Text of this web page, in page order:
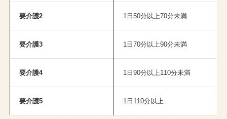
要介護2 1日50分以上70分未満
要介護3 1日70分以上90分未満
要介護4 1日90分以上110分未満
要介護5 1日110分以上